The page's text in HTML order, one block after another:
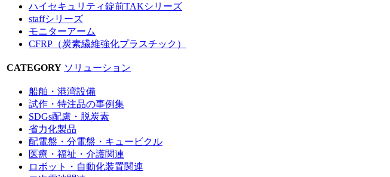
ハイセキュリティ錠前TAKシリーズ
staffシリーズ
モニターアーム
CFRP（炭素繊維強化プラスチック）
CATEGORY ソリューション
船舶・港湾設備
試作・特注品の事例集
SDGs配慮・脱炭素
省力化製品
配電盤・分電盤・キュービクル
医療・福祉・介護関連
ロボット・自動化装置関連